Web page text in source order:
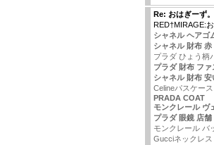
Re: おはぎーず。
RED†MIRAGE:
シャネル ヘアゴ
シャネル 財布 赤
プラダ ひょう柄
プラダ 財布 フ
シャネル 財布 安
Celineパスケース
PRADA COAT
モンクレール ヴ
プラダ 眼鏡 店舗
モンクレール バ
Gucciネックレス